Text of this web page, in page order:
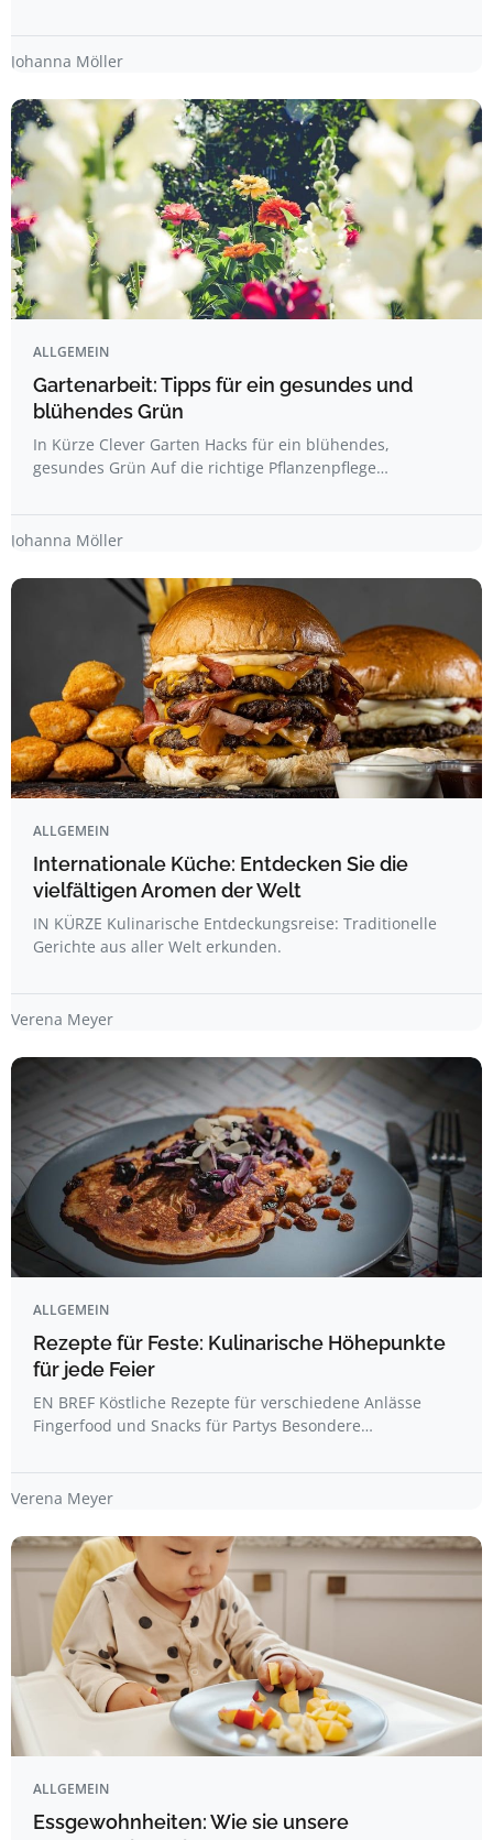
Johanna Möller
ALLGEMEIN
Gartenarbeit: Tipps für ein gesundes und
blühendes Grün
In Kürze Clever Garten Hacks für ein blühendes,
gesundes Grün Auf die richtige Pflanzenpflege…
Johanna Möller
ALLGEMEIN
Internationale Küche: Entdecken Sie die
vielfältigen Aromen der Welt
IN KÜRZE Kulinarische Entdeckungsreise: Traditionelle
Gerichte aus aller Welt erkunden.
Verena Meyer
ALLGEMEIN
Rezepte für Feste: Kulinarische Höhepunkte
für jede Feier
EN BREF Köstliche Rezepte für verschiedene Anlässe
Fingerfood und Snacks für Partys Besondere…
Verena Meyer
ALLGEMEIN
Essgewohnheiten: Wie sie unsere